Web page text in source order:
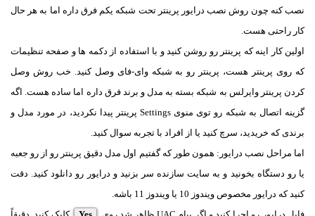
نصب کنه چون روش نصب درایور پرینتر تحت شبکه یکم فرق داره اما به هر حال
کار راحتی هست.
اولین کار اینه که پرینتر رو روشن کنید و با استفاده از دکمه ها و صفحه تنظیمات
که روی پرینتر هست، پرینتر رو به شبکه وای-فای وصل کنید. خب روش وصل
کردن پرینتر وایرلس به شبکه بسته به مدل و برند فرق داره اما ساده هست. اگه
گزینه اتصال به شبکه رو توی منوی Settings پرینتر پیدا نکردید، در مورد مدل و
برندی که خریدید، سرچ کنید یا از افراد با تجربه سوال کنید.
اما مراحل نصب درایور: همون طور که گفتیم اول مدل دقیق پرینتر رو از رو جعبه
یا رو دستگاه بخونید و به سایت سازنده سر بزنید و درایور رو دانلود کنید. دقت
کنید که درایور مخصوص ویندوز 10 یا ویندوز 11 باشه.